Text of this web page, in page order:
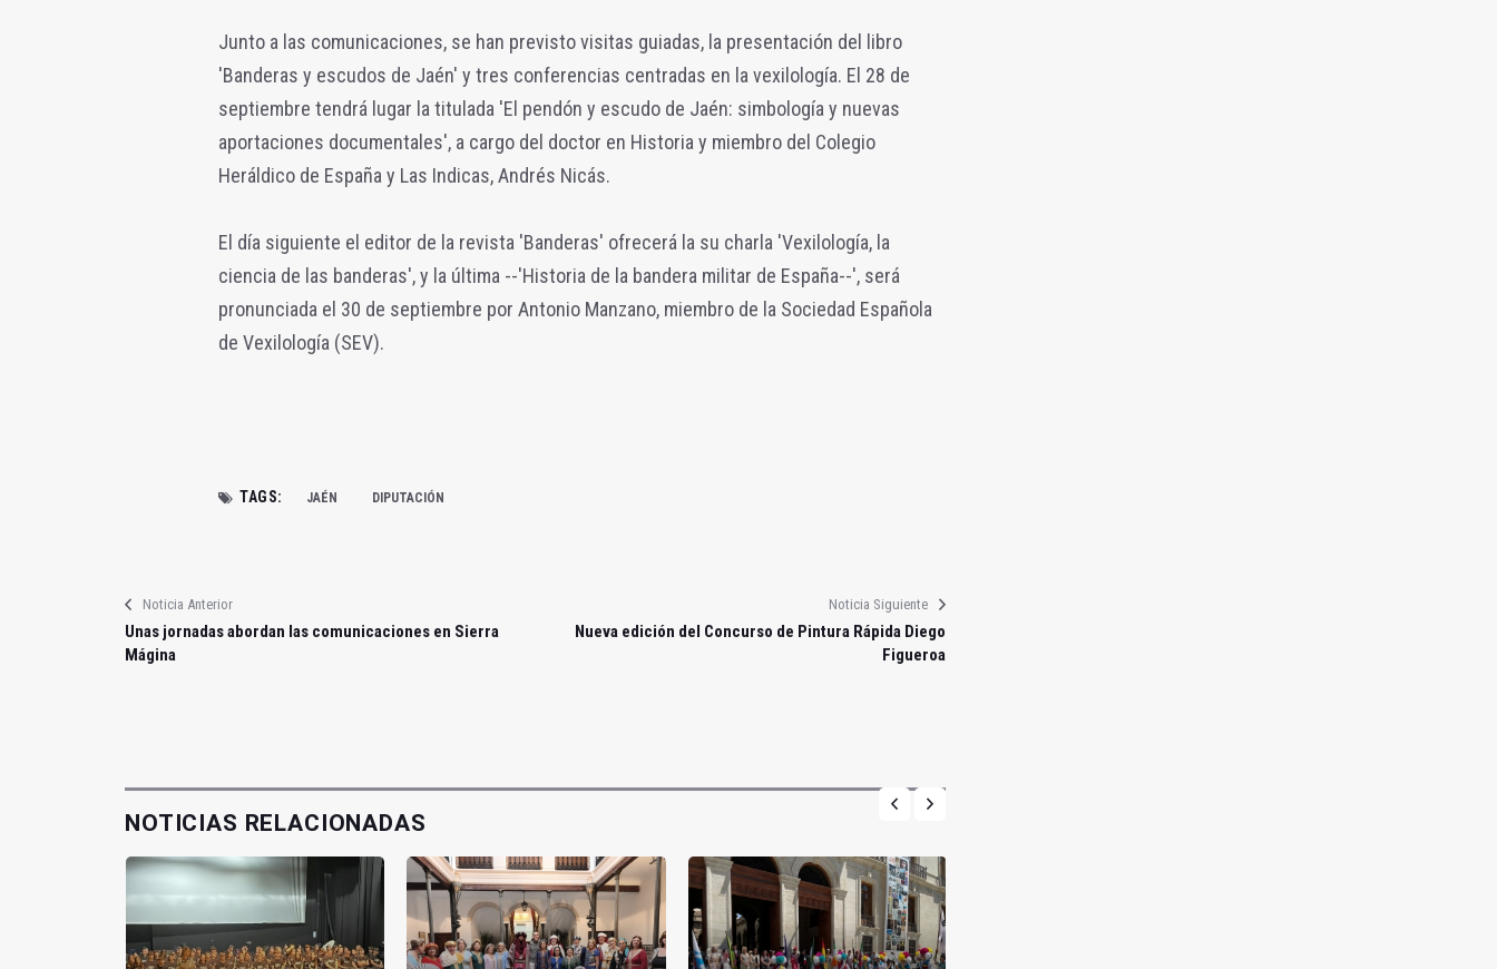
Junto a las comunicaciones, se han previsto visitas guiadas, la presentación del libro
'Banderas y escudos de Jaén' y tres conferencias centradas en la vexilología. El 28 de
septiembre tendrá lugar la titulada 'El pendón y escudo de Jaén: simbología y nuevas
aportaciones documentales', a cargo del doctor en Historia y miembro del Colegio
Heráldico de España y Las Indicas, Andrés Nicás.
El día siguiente el editor de la revista 'Banderas' ofrecerá la su charla 'Vexilología, la
ciencia de las banderas', y la última --'Historia de la bandera militar de España--', será
pronunciada el 30 de septiembre por Antonio Manzano, miembro de la Sociedad Española
de Vexilología (SEV).
TAGS: JAÉN DIPUTACIÓN
Noticia Anterior
Unas jornadas abordan las comunicaciones en Sierra
Mágina
Noticia Siguiente
Nueva edición del Concurso de Pintura Rápida Diego
Figueroa
NOTICIAS RELACIONADAS